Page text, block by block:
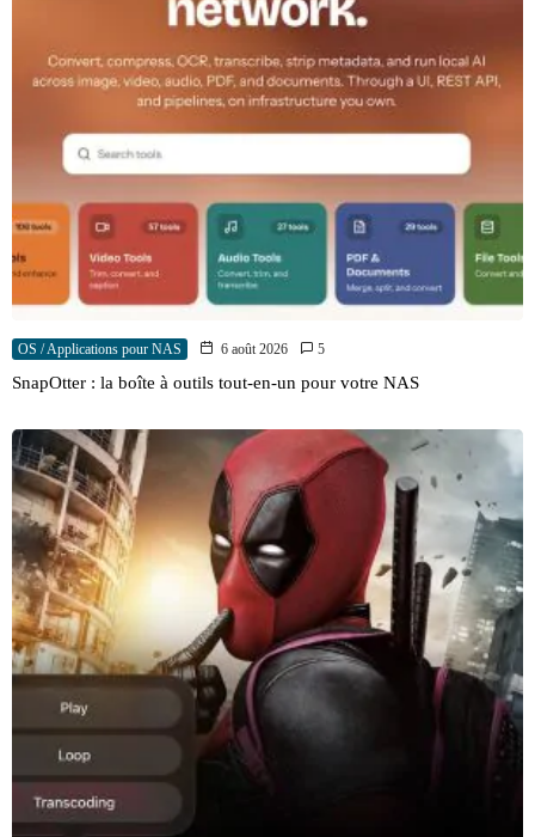
OS / Applications pour NAS 6 août 2026 5
SnapOtter : la boîte à outils tout-en-un pour votre NAS